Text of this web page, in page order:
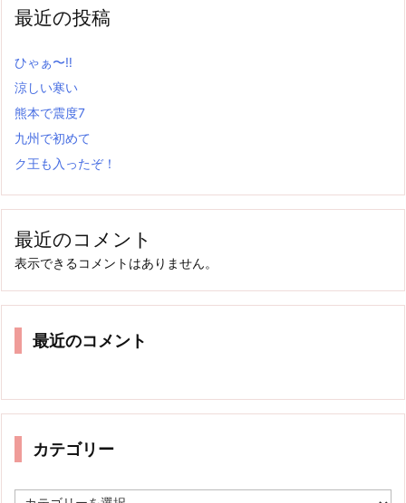
最近の投稿
ひゃぁ〜‼
涼しい寒い
熊本で震度7
九州で初めて
ク王も入ったぞ！
最近のコメント
表示できるコメントはありません。
最近のコメント
カテゴリー